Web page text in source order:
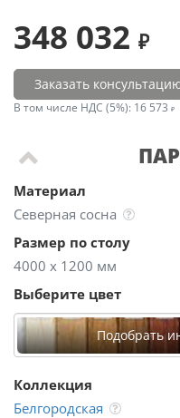
Материал
Северная сосна
Размер по столу
4000 х 1200 мм
Выберите цвет
Подобрать
Коллекция
Белгородская
348 032
Заказать
В том числе НДС (5%): 16 573